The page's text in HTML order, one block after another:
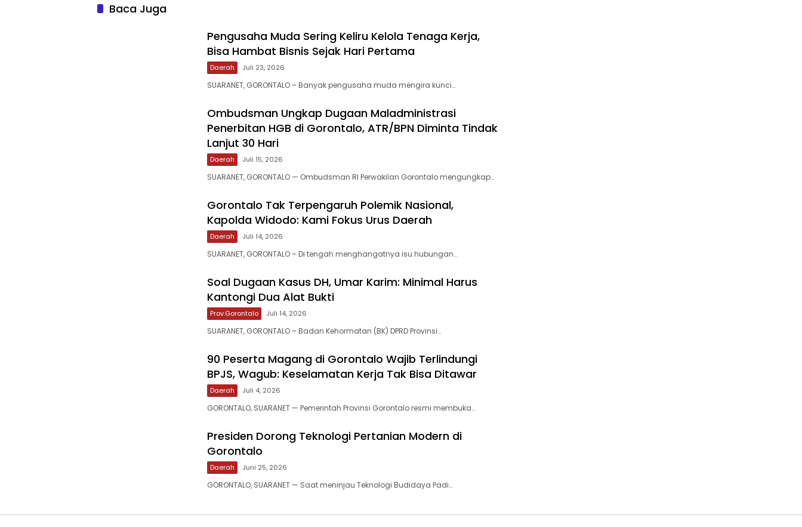
Baca Juga
‎Pengusaha Muda Sering Keliru Kelola Tenaga Kerja,
Bisa Hambat Bisnis Sejak Hari Pertama
Daerah Juli 23, 2026
SUARANET, GORONTALO – Banyak pengusaha muda mengira kunci…
‎Ombudsman Ungkap Dugaan Maladministrasi
Penerbitan HGB di Gorontalo, ATR/BPN Diminta Tindak
Lanjut 30 Hari
Daerah Juli 15, 2026
SUARANET, GORONTALO — Ombudsman RI Perwakilan Gorontalo mengungkap…
‎Gorontalo Tak Terpengaruh Polemik Nasional,
Kapolda Widodo: Kami Fokus Urus Daerah
Daerah Juli 14, 2026
SUARANET, GORONTALO – Di tengah menghangatnya isu hubungan…
‎Soal Dugaan Kasus DH, Umar Karim: Minimal Harus
Kantongi Dua Alat Bukti
Prov.Gorontalo Juli 14, 2026
SUARANET, GORONTALO – Badan Kehormatan (BK) DPRD Provinsi…
‎90 Peserta Magang di Gorontalo Wajib Terlindungi
BPJS, Wagub: Keselamatan Kerja Tak Bisa Ditawar
Daerah Juli 4, 2026
‎‎GORONTALO, SUARANET — Pemerintah Provinsi Gorontalo resmi membuka…
‎Presiden Dorong Teknologi Pertanian Modern di
Gorontalo
Daerah Juni 25, 2026
GORONTALO, SUARANET — Saat meninjau Teknologi Budidaya Padi…